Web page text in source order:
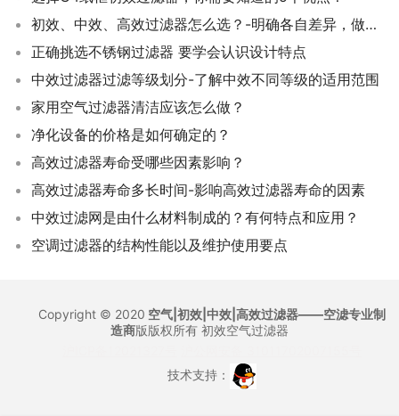
初效、中效、高效过滤器怎么选？-明确各自差异，做出明智选择
正确挑选不锈钢过滤器 要学会认识设计特点
中效过滤器过滤等级划分-了解中效不同等级的适用范围
家用空气过滤器清洁应该怎么做？
净化设备的价格是如何确定的？
高效过滤器寿命受哪些因素影响？
高效过滤器寿命多长时间-影响高效过滤器寿命的因素
中效过滤网是由什么材料制成的？有何特点和应用？
空调过滤器的结构性能以及维护使用要点
Copyright © 2020 空气|初效|中效|高效过滤器——空滤专业制
造商版版权所有 初效空气过滤器
技术支持：